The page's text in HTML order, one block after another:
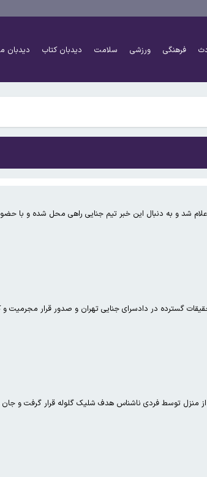
فرهنگی ورزشی سلامت دیدبان کتاب دیدبان
کردند؟
شد و به دنبال این خبر تیم جنایی راهی محل شده و با